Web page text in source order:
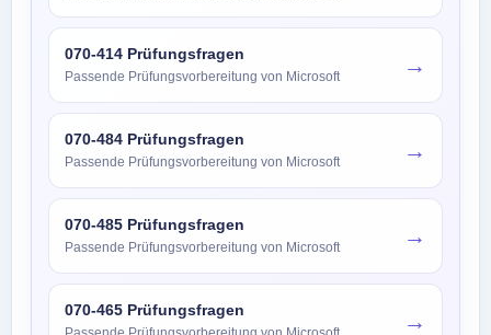
070-414 Prüfungsfragen
Passende Prüfungsvorbereitung von Microsoft →
070-484 Prüfungsfragen
Passende Prüfungsvorbereitung von Microsoft →
070-485 Prüfungsfragen
Passende Prüfungsvorbereitung von Microsoft →
070-465 Prüfungsfragen →